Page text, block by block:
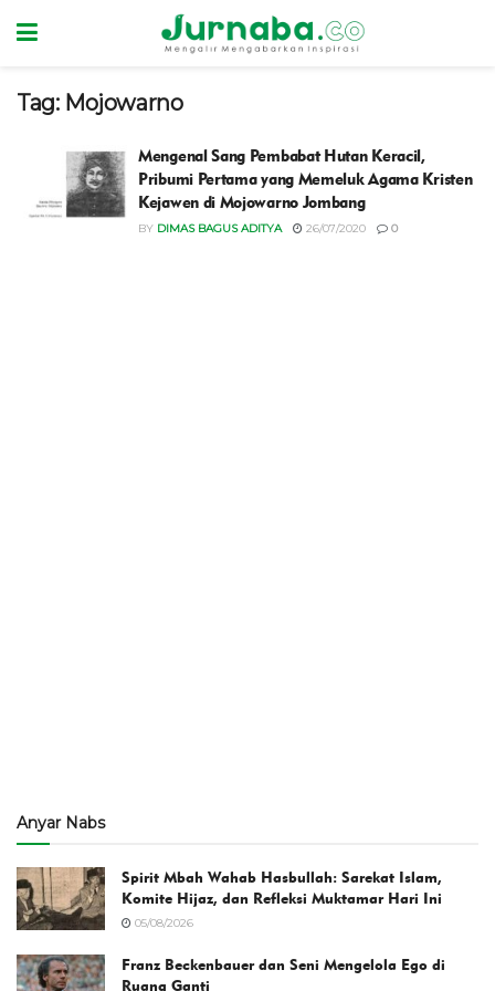
Tag: Mojowarno
Mengenal Sang Pembabat Hutan Keracil,
Pribumi Pertama yang Memeluk Agama Kristen
Kejawen di Mojowarno Jombang
BY DIMAS BAGUS ADITYA 26/07/2020 0
Anyar Nabs
Spirit Mbah Wahab Hasbullah: Sarekat Islam,
Komite Hijaz, dan Refleksi Muktamar Hari Ini
05/08/2026
Franz Beckenbauer dan Seni Mengelola Ego di
Ruang Ganti